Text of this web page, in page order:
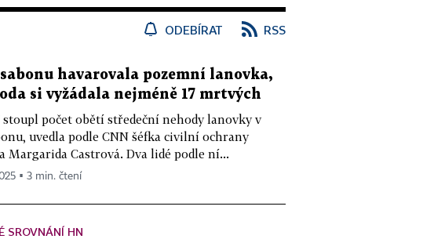
ODEBÍRAT RSS
havarovala pozemní lanovka,
si vyžádala nejméně 17 mrtvých
stoupl počet obětí středeční nehody lanovky v
uvedla podle CNN šéfka civilní ochrany
Margarida Castrová. Dva lidé podle ní...
▪ 3 min. čtení
SROVNÁNÍ HN